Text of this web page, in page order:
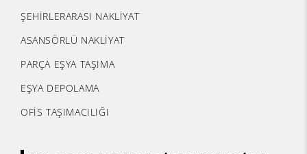
ŞEHİRLERARASI NAKLİYAT
ASANSÖRLÜ NAKLİYAT
PARÇA EŞYA TAŞIMA
EŞYA DEPOLAMA
OFİS TAŞIMACILIĞI